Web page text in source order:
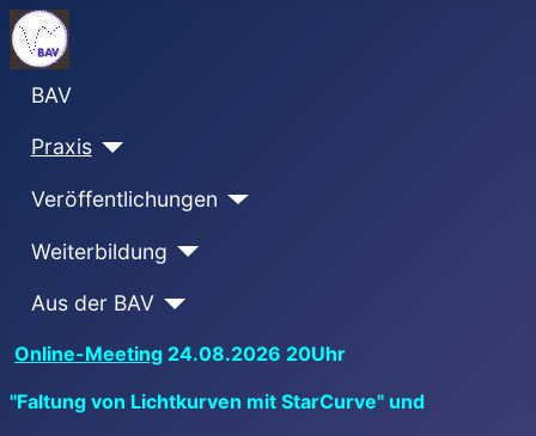
BAV
Praxis
Veröffentlichungen
Weiterbildung
Aus der BAV
Online-Meeting 24.08.2026 20Uhr
"Faltung von Lichtkurven mit StarCurve" und